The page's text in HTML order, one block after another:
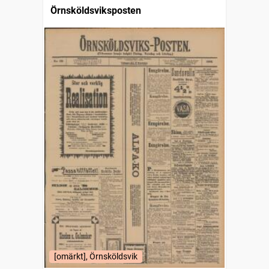
Örnsköldsviksposten
[omärkt], Örnsköldsvik